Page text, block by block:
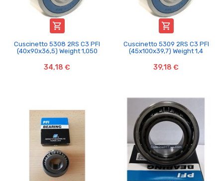

Cuscinetto 5308 2RS C3 PFI
(40x90x36,5) Weight 1,050
34,18 €

Cuscinetto 5309 2RS C3 PFI
(45x100x39,7) Weight 1,4
39,18 €